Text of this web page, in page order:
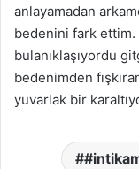
anlayamadan
bedenini fark
bulanıklaşıyordu
bedenimden
yuvarlak bir